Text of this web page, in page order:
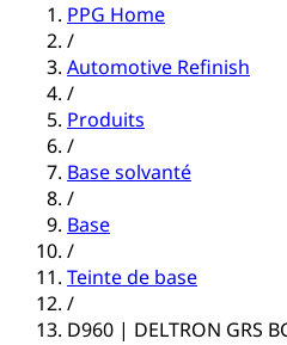
PPG Home
/
Automotive Refinish
/
Produits
/
Base solvanté
/
Base
/
Teinte de base
/
D960 | DELTRON GRS